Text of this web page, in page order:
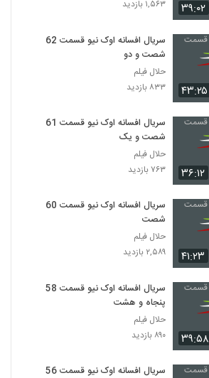
قسمت 48 افسانه اوک نیو با دوبله شبکه سه
۷۰۰ بازدید
دانلود قسمت 49 افسانه اوک نیو دوبله شبکه
۶۴۹ بازدید
قسمت 50 افسانه اوک نیو
قسمت 51 افسانه اوک نیو از شبکه 3
۷۷۰ بازدید
دانلود قسمت 52 افسانه اوک نیو
قسمت 53 افسانه اوک نیو از شبکه سه
قسمت 54 افسانه اوک نیو دوبله فارسی
۳۹:۰۲
۱,۵۶۳ بازدید
۴۳:۲۵
سریال افسانه اوک نیو قسمت 62
شصت و دو
حلال فیلم
۸۳۳ بازدید
۳۶:۱۲
سریال افسانه اوک نیو قسمت 61
شصت و یک
حلال فیلم
۷۶۳ بازدید
۴۱:۲۳
سریال افسانه اوک نیو قسمت 60
شصت
حلال فیلم
۲,۵۸۹ بازدید
۳۹:۵۸
سریال افسانه اوک نیو قسمت 58
پنجاه و هشت
حلال فیلم
۸۹۰ بازدید
سریال افسانه اوک نیو قسمت 56